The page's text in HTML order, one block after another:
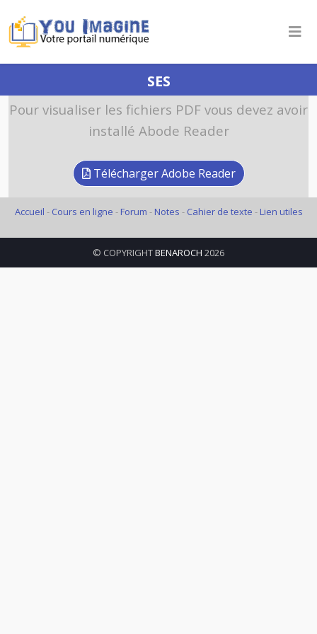
SES
Pour visualiser les fichiers PDF vous devez avoir
installé Abode Reader
Télécharger Adobe Reader
Accueil - Cours en ligne - Forum - Notes - Cahier de texte - Lien utiles
© COPYRIGHTBENAROCH 2026